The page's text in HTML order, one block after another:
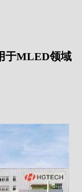
于MLED领域